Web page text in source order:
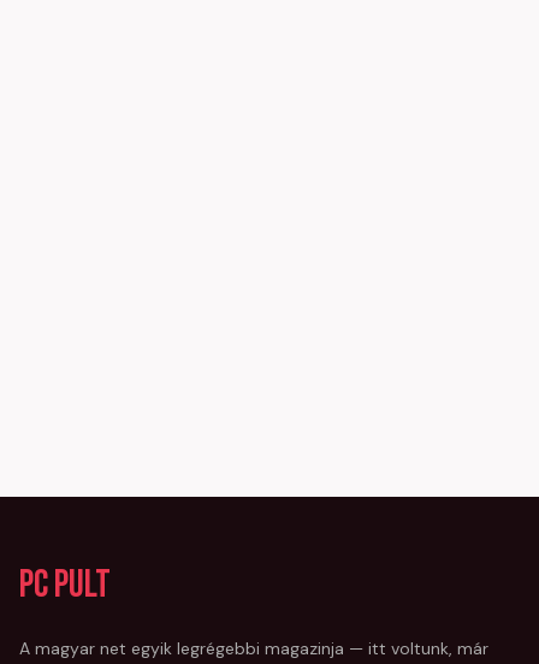
PC Pult
A magyar net egyik legrégebbi magazinja — itt voltunk, már